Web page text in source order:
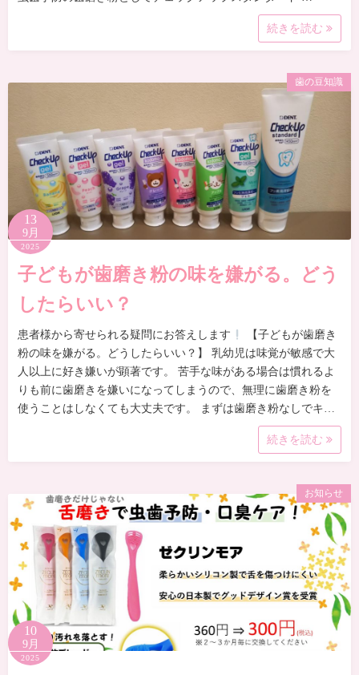
続きを読む
歯の豆知識
13
9月
2025
子どもが歯磨き粉の味を嫌がる。どう
したらいい？
患者様から寄せられる疑問にお答えします
【子どもが歯磨き
粉の味を嫌がる。どうしたらいい？】 乳幼児は味覚が敏感で大
人以上に好き嫌いが顕著です。 苦手な味がある場合は慣れるよ
りも前に歯磨きを嫌いになってしまうので、無理に歯磨き粉を
使うことはしなくても大丈夫です。 まずは歯磨き粉なしでキ…
続きを読む
お知らせ
10
9月
2025